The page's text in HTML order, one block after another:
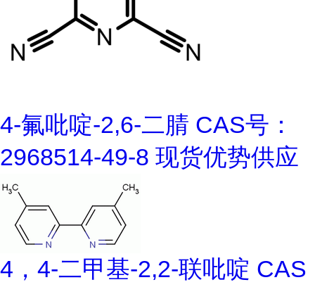
4-氟吡啶-2,6-二腈 CAS号：
2968514-49-8 现货优势供应
4，4-二甲基-2,2-联吡啶 CAS